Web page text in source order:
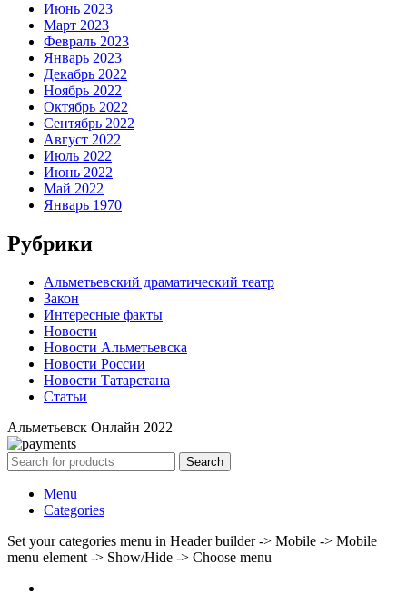
Июнь 2023
Март 2023
Февраль 2023
Январь 2023
Декабрь 2022
Ноябрь 2022
Октябрь 2022
Сентябрь 2022
Август 2022
Июль 2022
Июнь 2022
Май 2022
Январь 1970
Рубрики
Альметьевский драматический театр
Закон
Интересные факты
Новости
Новости Альметьевска
Новости России
Новости Татарстана
Статьи
Альметьевск Онлайн 2022
Search
Menu
Categories
Set your categories menu in Header builder -> Mobile -> Mobile
menu element -> Show/Hide -> Choose menu